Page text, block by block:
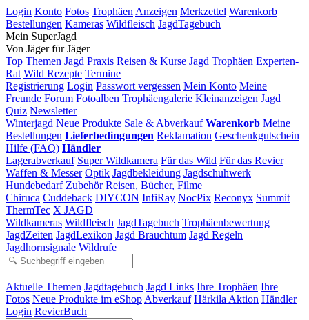
Login Konto Fotos Trophäen Anzeigen Merkzettel Warenkorb
Bestellungen Kameras Wildfleisch JagdTagebuch
Mein SuperJagd
Von Jäger für Jäger
Top Themen Jagd Praxis Reisen & Kurse Jagd Trophäen Experten-
Rat Wild Rezepte Termine
Registrierung Login Passwort vergessen Mein Konto Meine
Freunde Forum Fotoalben Trophäengalerie Kleinanzeigen Jagd
Quiz Newsletter
Winterjagd Neue Produkte Sale & Abverkauf Warenkorb Meine
Bestellungen Lieferbedingungen Reklamation Geschenkgutschein
Hilfe (FAQ) Händler
Lagerabverkauf Super Wildkamera Für das Wild Für das Revier
Waffen & Messer Optik Jagdbekleidung Jagdschuhwerk
Hundebedarf Zubehör Reisen, Bücher, Filme
Chiruca Cuddeback DIYCON InfiRay NocPix Reconyx Summit
ThermTec X JAGD
Wildkameras Wildfleisch JagdTagebuch Trophäenbewertung
JagdZeiten JagdLexikon Jagd Brauchtum Jagd Regeln
Jagdhornsignale Wildrufe
Aktuelle Themen Jagdtagebuch Jagd Links Ihre Trophäen Ihre
Fotos Neue Produkte im eShop Abverkauf Härkila Aktion Händler
Login RevierBuch